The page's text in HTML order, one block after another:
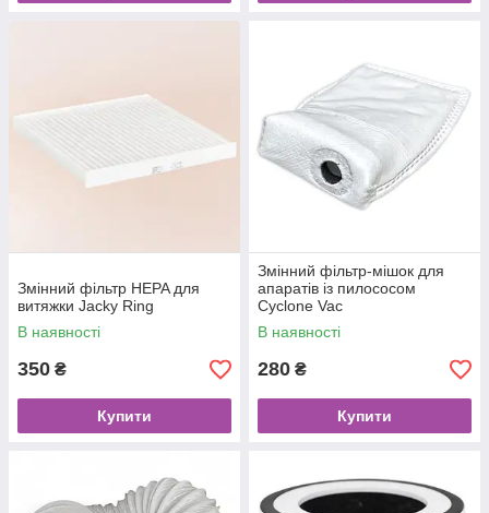
Змінний фільтр HEPA для
витяжки Jacky Ring
В наявності
350 ₴
Купити
Змінний фільтр-мішок для
апаратів із пилососом
Cyclone Vac
В наявності
280 ₴
Купити